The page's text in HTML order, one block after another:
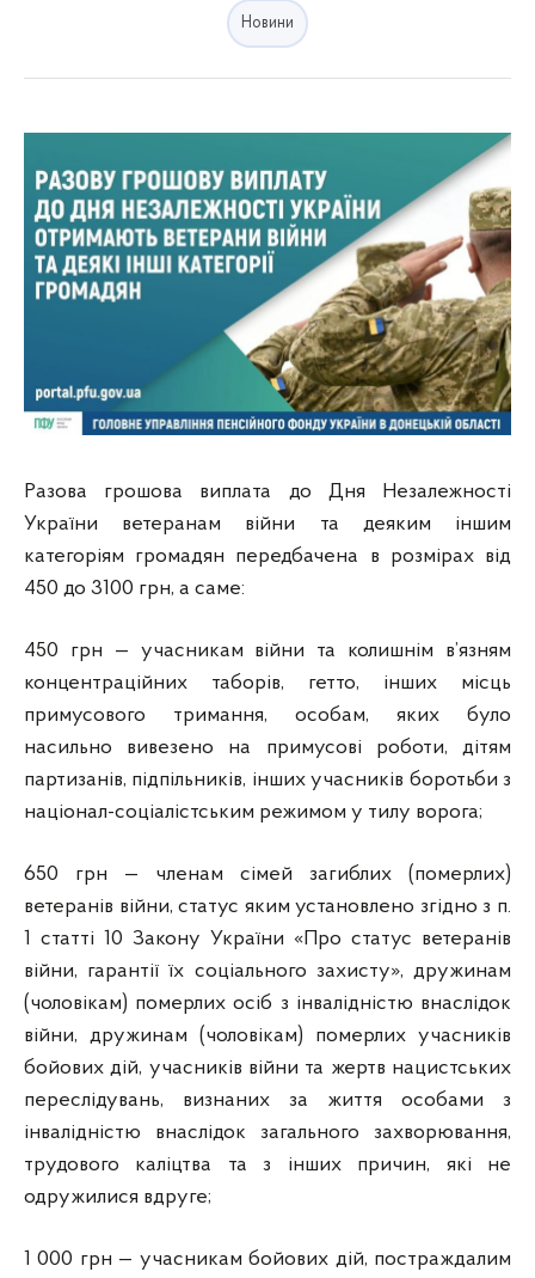
Новини
Разова грошова виплата до Дня Незалежності
України ветеранам війни та деяким іншим
категоріям громадян передбачена в розмірах від
450 до 3100 грн, а саме:
450 грн — учасникам війни та колишнім в’язням
концентраційних таборів, гетто, інших місць
примусового тримання, особам, яких було
насильно вивезено на примусові роботи, дітям
партизанів, підпільників, інших учасників боротьби з
націонал-соціалістським режимом у тилу ворога;
650 грн — членам сімей загиблих (померлих)
ветеранів війни, статус яким установлено згідно з п.
1 статті 10 Закону України «Про статус ветеранів
війни, гарантії їх соціального захисту», дружинам
(чоловікам) померлих осіб з інвалідністю внаслідок
війни, дружинам (чоловікам) померлих учасників
бойових дій, учасників війни та жертв нацистських
переслідувань, визнаних за життя особами з
інвалідністю внаслідок загального захворювання,
трудового каліцтва та з інших причин, які не
одружилися вдруге;
1 000 грн — учасникам бойових дій, постраждалим